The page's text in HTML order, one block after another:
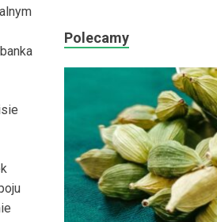
Polecamy